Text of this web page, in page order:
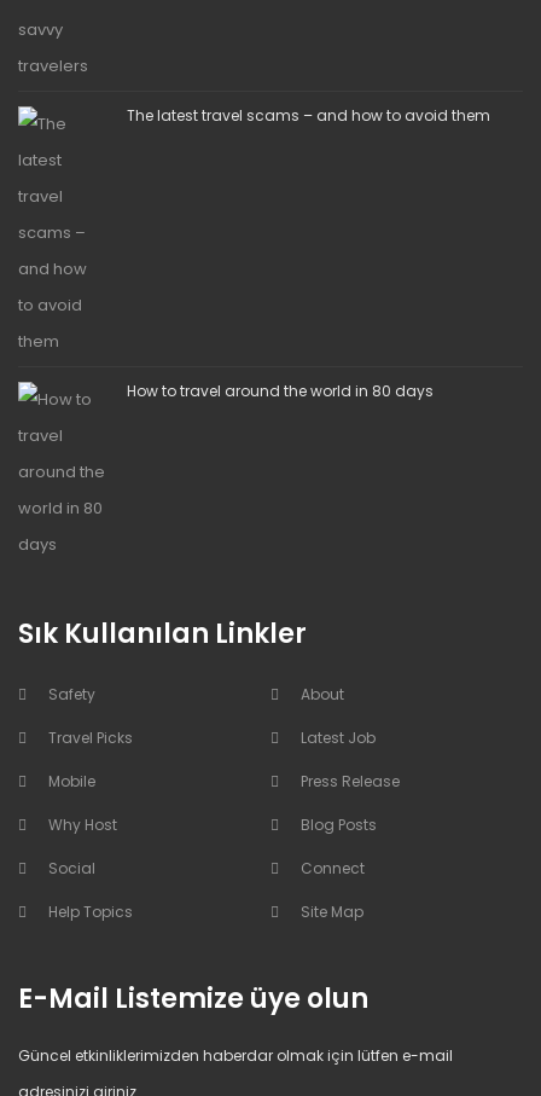
The latest travel scams – and how to avoid them
How to travel around the world in 80 days
Sık Kullanılan Linkler
Safety About
Travel Picks Latest Job
Mobile Press Release
Why Host Blog Posts
Social Connect
Help Topics Site Map
E-Mail Listemize üye olun
Güncel etkinliklerimizden haberdar olmak için lütfen e-mail
adresinizi giriniz